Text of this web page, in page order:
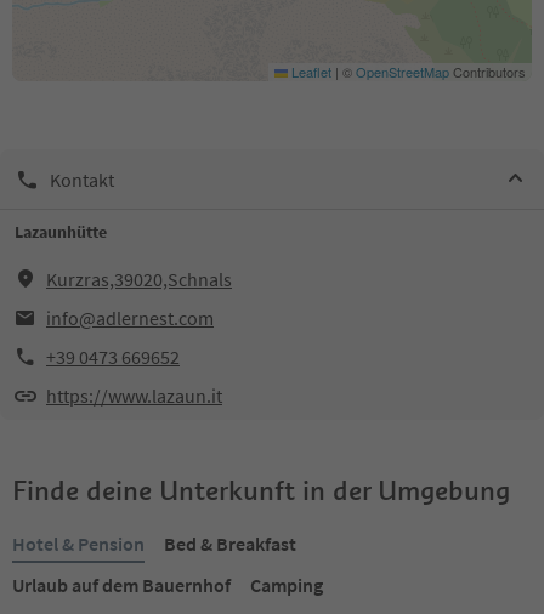
Leaflet | ©OpenStreetMapContributors
Kontakt
Lazaunhütte
Kurzras,39020,Schnals
info@adlernest.com
+39 0473 669652
https://www.lazaun.it
Finde deine Unterkunft in der Umgebung
Hotel & Pension
Bed & Breakfast
Urlaub auf dem Bauernhof
Camping